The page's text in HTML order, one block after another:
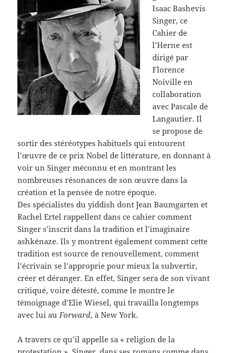
Isaac Bashevis
Singer, ce
Cahier de
l’Herne est
dirigé par
Florence
Noiville en
collaboration
avec Pascale de
Langautier. Il
se propose de
sortir des stéréotypes habituels qui entourent
l’œuvre de ce prix Nobel de littérature, en donnant à
voir un Singer méconnu et en montrant les
nombreuses résonances de son œuvre dans la
création et la pensée de notre époque.
Des spécialistes du yiddish dont Jean Baumgarten et
Rachel Ertel rappellent dans ce cahier comment
Singer s’inscrit dans la tradition et l’imaginaire
ashkénaze. Ils y montrent également comment cette
tradition est source de renouvellement, comment
l’écrivain se l’approprie pour mieux la subvertir,
créer et déranger. En effet, Singer sera de son vivant
critiqué, voire détesté, comme le montre le
témoignage d’Elie Wiesel, qui travailla longtemps
avec lui auForward, à New York.
A travers ce qu’il appelle sa « religion de la